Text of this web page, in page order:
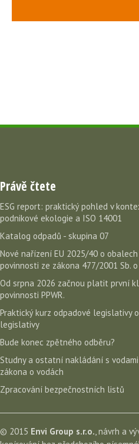
Právě čtete
ESG report: praktický pohled v
podnikové ekologie a ISO 14001
Katalog odpadů - skupina 07
Nové nařízení EU 2025/40 o obalech
povinnosti ze zákona 477/2001 Sb.
Od srpna 2026 začnou platit první
povinnosti PPWR.
Praktický kurz odpadové legislativy
legislativy
Bude konec zpětného odběru?
Studny a ostatní nakládání s
zákona o vodách
Zpracování bezpečnostních listů
© 2015 Envi Group s.r.o., návrh a